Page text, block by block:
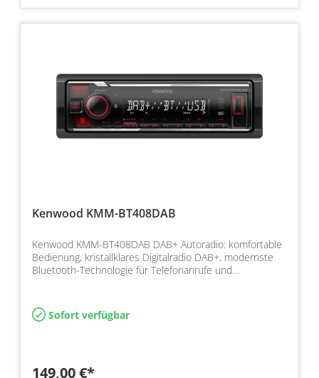
Kenwood KMM-BT408DAB
Kenwood KMM-BT408DAB DAB+ Autoradio: komfortable
Bedienung, kristallklares Digitalradio DAB+, modernste
Bluetooth-Technologie für Telefonanrufe und
Sofort verfügbar
149,00 €*